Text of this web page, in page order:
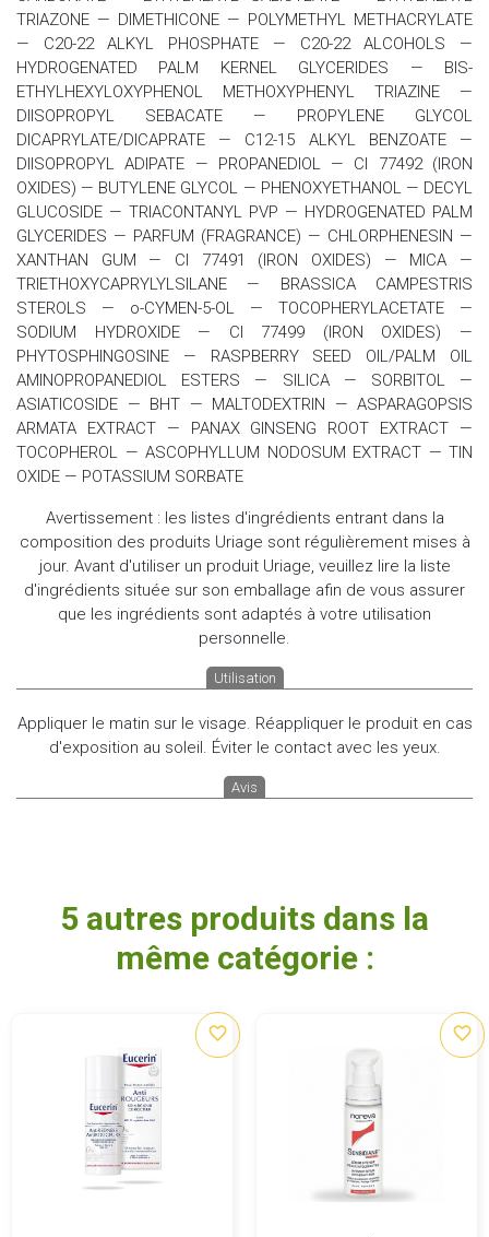
TRIAZONE — DIMETHICONE — POLYMETHYL METHACRYLATE
— C20-22 ALKYL PHOSPHATE — C20-22 ALCOHOLS —
HYDROGENATED PALM KERNEL GLYCERIDES — BIS-
ETHYLHEXYLOXYPHENOL METHOXYPHENYL TRIAZINE —
DIISOPROPYL SEBACATE — PROPYLENE GLYCOL
DICAPRYLATE/DICAPRATE — C12-15 ALKYL BENZOATE —
DIISOPROPYL ADIPATE — PROPANEDIOL — CI 77492 (IRON
OXIDES) — BUTYLENE GLYCOL — PHENOXYETHANOL — DECYL
GLUCOSIDE — TRIACONTANYL PVP — HYDROGENATED PALM
GLYCERIDES — PARFUM (FRAGRANCE) — CHLORPHENESIN —
XANTHAN GUM — CI 77491 (IRON OXIDES) — MICA —
TRIETHOXYCAPRYLYLSILANE — BRASSICA CAMPESTRIS
STEROLS — o-CYMEN-5-OL — TOCOPHERYLACETATE —
SODIUM HYDROXIDE — CI 77499 (IRON OXIDES) —
PHYTOSPHINGOSINE — RASPBERRY SEED OIL/PALM OIL
AMINOPROPANEDIOL ESTERS — SILICA — SORBITOL —
ASIATICOSIDE — BHT — MALTODEXTRIN — ASPARAGOPSIS
ARMATA EXTRACT — PANAX GINSENG ROOT EXTRACT —
TOCOPHEROL — ASCOPHYLLUM NODOSUM EXTRACT — TIN
OXIDE — POTASSIUM SORBATE
Avertissement : les listes d'ingrédients entrant dans la
composition des produits Uriage sont régulièrement mises à
jour. Avant d'utiliser un produit Uriage, veuillez lire la liste
d'ingrédients située sur son emballage afin de vous assurer
que les ingrédients sont adaptés à votre utilisation
personnelle.
Utilisation
Appliquer le matin sur le visage. Réappliquer le produit en cas
d'exposition au soleil. Éviter le contact avec les yeux.
Avis
5 autres produits dans la
même catégorie :
favorite_border favorite_border